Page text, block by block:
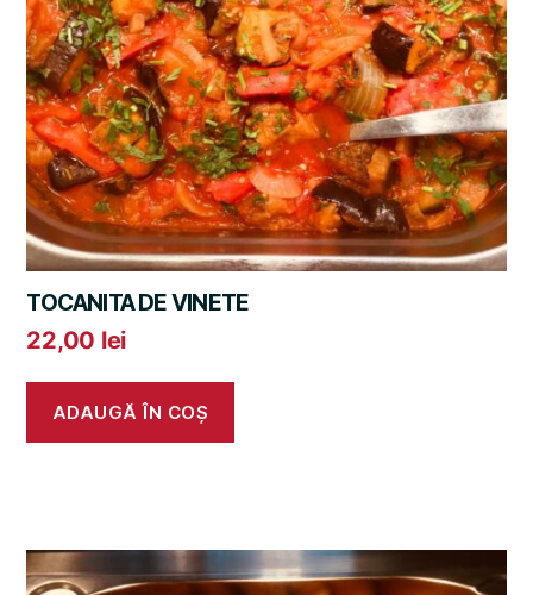
TOCANITA DE VINETE
22,00 lei
ADAUGĂ ÎN COȘ